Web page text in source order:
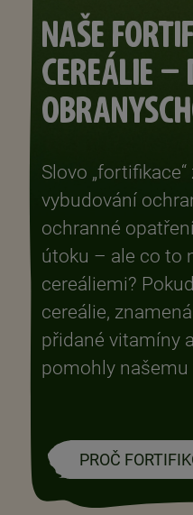
NAŠE
CEREÁLIE –
Slovo
vybudování
ochranné
útoku – ale co to
cereáliemi?
cereálie,
přidané vitamíny
pomohly
PROČ